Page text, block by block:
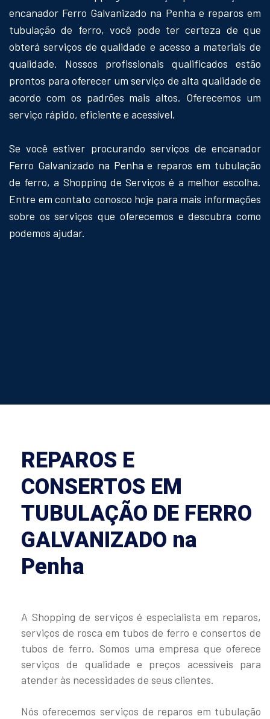
encanador Ferro Galvanizado na Penha e reparos em
tubulação de ferro, você pode ter certeza de que
obterá serviços de qualidade e acesso a materiais de
qualidade. Nossos profissionais qualificados estão
prontos para oferecer um serviço de alta qualidade de
acordo com os padrões mais altos. Oferecemos um
serviço rápido, eficiente e acessível.
Se você estiver procurando serviços de encanador
Ferro Galvanizado na Penha e reparos em tubulação
de ferro, a Shopping de Serviços é a melhor escolha.
Entre em contato conosco hoje para mais informações
sobre os serviços que oferecemos e descubra como
podemos ajudar.
REPAROS E
CONSERTOS EM
TUBULAÇÃO DE FERRO
GALVANIZADO na
Penha
A Shopping de serviços é especialista em reparos,
serviços de rosca em tubos de ferro e consertos de
tubos de ferro. Somos uma empresa que oferece
serviços de qualidade e preços acessíveis para
atender às necessidades de seus clientes.
Nós oferecemos serviços de reparos em tubulação